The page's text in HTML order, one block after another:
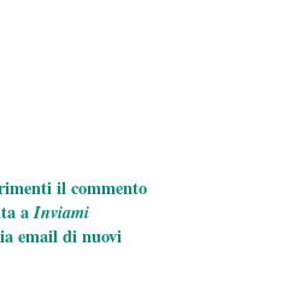
il commento
aInviami
email di nuovi